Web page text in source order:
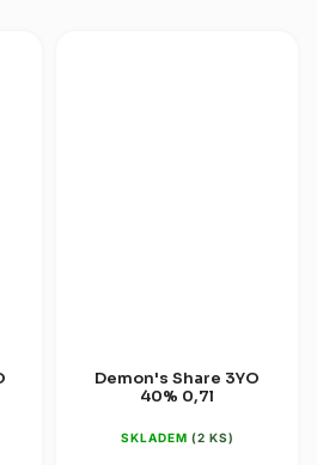
Demon's Share 3YO
40% 0,7l
SKLADEM (2 KS)